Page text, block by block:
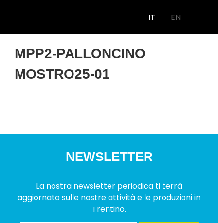
IT EN
MPP2-PALLONCINO
MOSTRO25-01
NEWSLETTER
La nostra newsletter periodica ti terrà
aggiornato sulle nostre attività e le produzioni in
Trentino.